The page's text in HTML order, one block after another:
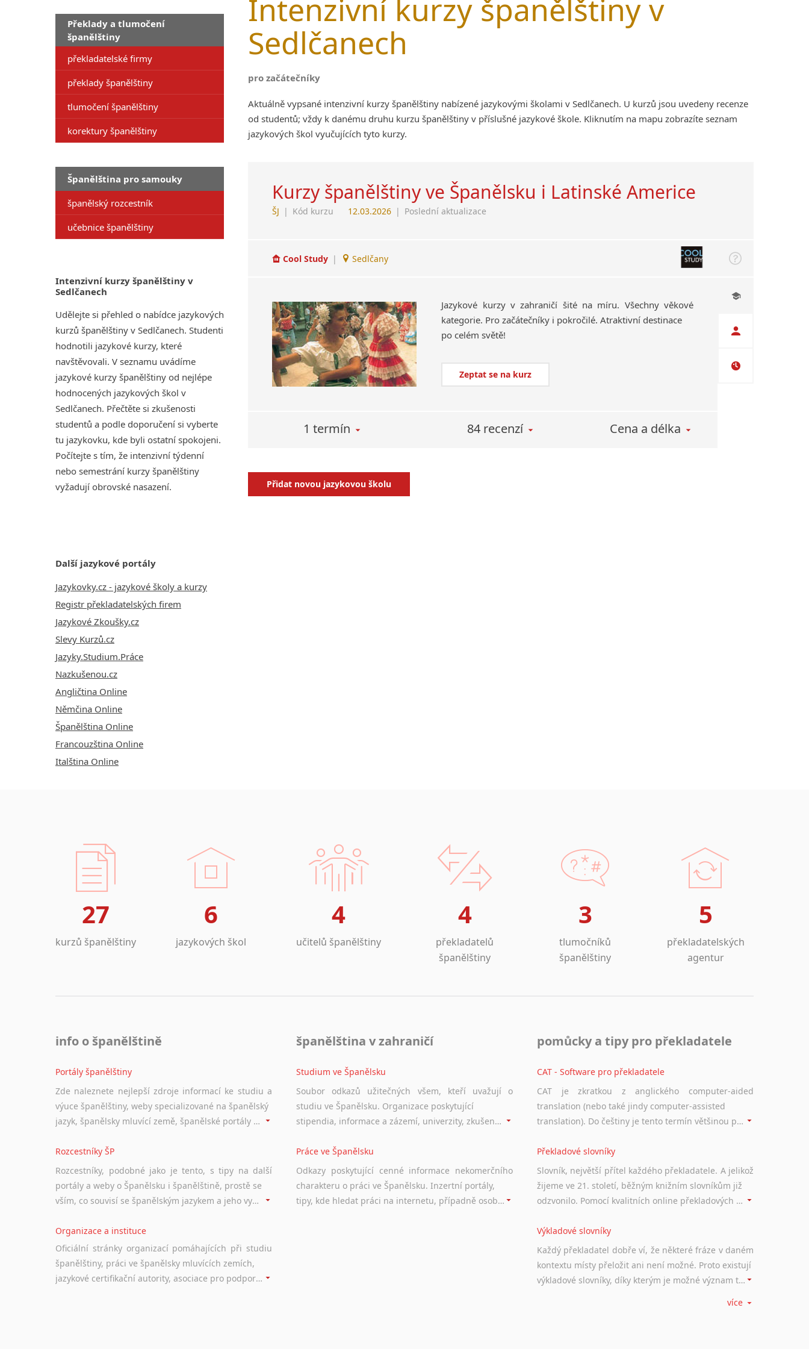
Překlady a tlumočení
španělštiny
překladatelské firmy
překlady španělštiny
tlumočení španělštiny
korektury španělštiny
Španělština pro samouky
španělský rozcestník
učebnice španělštiny
Intenzivní kurzy španělštiny v
Sedlčanech
Udělejte si přehled o nabídce jazykových
kurzů španělštiny v Sedlčanech. Studenti
hodnotili jazykové kurzy, které
navštěvovali. V seznamu uvádíme
jazykové kurzy španělštiny od nejlépe
hodnocených jazykových škol v
Sedlčanech. Přečtěte si zkušenosti
studentů a podle doporučení si vyberte
tu jazykovku, kde byli ostatní spokojeni.
Počítejte s tím, že intenzivní týdenní
nebo semestrání kurzy španělštiny
vyžadují obrovské nasazení.
Další jazykové portály
Jazykovky.cz - jazykové školy a kurzy
Registr překladatelských firem
Jazykové Zkoušky.cz
Slevy Kurzů.cz
Jazyky.Studium.Práce
Nazkušenou.cz
Angličtina Online
Němčina Online
Španělština Online
Francouzština Online
Italština Online
Intenzivní kurzy španělštiny v
Sedlčanech
pro začátečníky
Aktuálně vypsané intenzivní kurzy španělštiny nabízené jazykovými školami v Sedlčanech. U kurzů jsou uvedeny recenze
od studentů; vždy k danému druhu kurzu španělštiny v příslušné jazykové škole. Kliknutím na mapu zobrazíte seznam
jazykových škol vyučujících tyto kurzy.
Kurzy španělštiny ve Španělsku i Latinské Americe
ŠJ | Kód kurzu 12.03.2026 | Poslední aktualizace
Cool Study | Sedlčany
Jazykové kurzy v zahraničí šité na míru. Všechny věkové
kategorie. Pro začátečníky i pokročilé. Atraktivní destinace
po celém světě!
Zeptat se na kurz
1 termín 84 recenzí Cena a délka
Přidat novou jazykovou školu
27
kurzů španělštiny
6
jazykových škol
4
učitelů španělštiny
4
překladatelů
španělštiny
3
tlumočníků
španělštiny
5
překladatelských
agentur
info o španělštině
Portály španělštiny
Zde naleznete nejlepší zdroje informací ke studiu a
výuce španělštiny, weby specializované na španělský
jazyk, španělsky mluvící země, španělské portály apod. Rubrika obsahuje zejména komplexní a maximálně kvalitní stránky využitelné ke studiu španělštiny.
Rozcestníky ŠP
Rozcestníky, podobné jako je tento, s tipy na další
portály a weby o Španělsku i španělštině, prostě se
vším, co souvisí se španělským jazykem a jeho využitím.
Organizace a instituce
Oficiální stránky organizací pomáhajících při studiu
španělštiny, práci ve španělsky mluvících zemích,
jazykové certifikační autority, asociace pro podporu jazykového vzdělávání ad.
španělština v zahraničí
Studium ve Španělsku
Soubor odkazů užitečných všem, kteří uvažují o
studiu ve Španělsku. Organizace poskytující
stipendia, informace a zázemí, univerzity, zkušenosti studentů.
Práce ve Španělsku
Odkazy poskytující cenné informace nekomerčního
charakteru o práci ve Španělsku. Inzertní portály,
tipy, kde hledat práci na internetu, případně osobní zkušenosti a doporučení ostatních.
pomůcky a tipy pro překladatele
CAT - Software pro překladatele
CAT je zkratkou z anglického computer-aided
translation (nebo také jindy computer-assisted
translation). Do češtiny je tento termín většinou překládán jako počítačem podporovaný překlad či překlad podporovaný počítačem. Nástroje CAT ukládají překládané fráze a při dalším překladu vám je automaticky nabízejí, takže se již nemusíte zdržovat s jejich dalším překládáním.
Překladové slovníky
Slovník, největší přítel každého překladatele. A jelikož
žijeme ve 21. století, běžným knižním slovníkům již
odzvonilo. Pomocí kvalitních online překladových slovníků již nemusíte únavně listovat alfabetickým schématem uspořádání, stačí napsat vstupní frázi a dřív, než řeknete švec, vyskočí vám hledaný výraz.
Výkladové slovníky
Každý překladatel dobře ví, že některé fráze v daném
kontextu místy přeložit ani není možné. Proto existují
výkladové slovníky, díky kterým je možné význam takovýchto frází rozklíčovat.
více